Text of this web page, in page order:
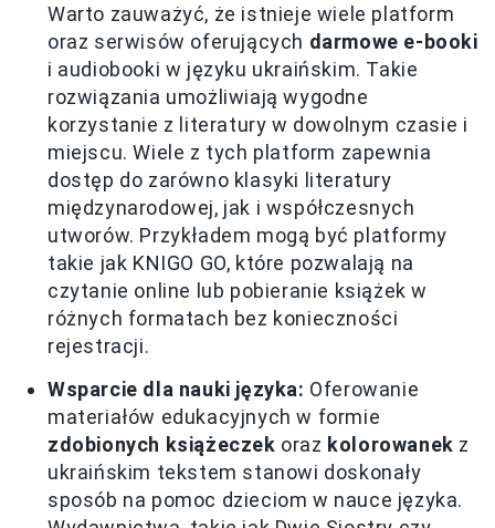
Warto zauważyć, że istnieje wiele platform
oraz serwisów oferujących darmowe e-booki
i audiobooki w języku ukraińskim. Takie
rozwiązania umożliwiają wygodne
korzystanie z literatury w dowolnym czasie i
miejscu. Wiele z tych platform zapewnia
dostęp do zarówno klasyki literatury
międzynarodowej, jak i współczesnych
utworów. Przykładem mogą być platformy
takie jak KNIGO GO, które pozwalają na
czytanie online lub pobieranie książek w
różnych formatach bez konieczności
rejestracji.
Wsparcie dla nauki języka: Oferowanie
materiałów edukacyjnych w formie
zdobionych książeczek oraz kolorowanek z
ukraińskim tekstem stanowi doskonały
sposób na pomoc dzieciom w nauce języka.